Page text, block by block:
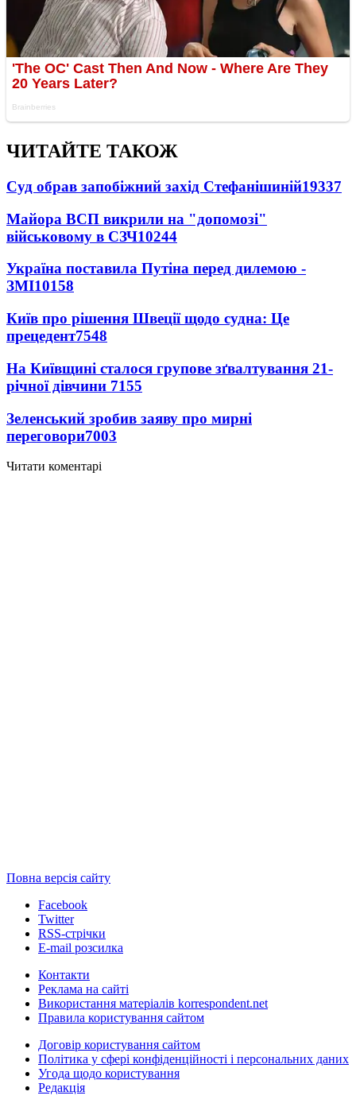
ЧИТАЙТЕ ТАКОЖ
Суд обрав запобіжний захід Стефанішиній19337
Майора ВСП викрили на "допомозі"
військовому в СЗЧ10244
Україна поставила Путіна перед дилемою -
ЗМІ10158
Київ про рішення Швеції щодо судна: Це
прецедент7548
На Київщині сталося групове зґвалтування 21-
річної дівчини 7155
Зеленський зробив заяву про мирні
переговори7003
Читати коментарі
Повна версія сайту
Facebook
Twitter
RSS-стрічки
E-mail розсилка
Контакти
Реклама на сайті
Використання матеріалів korrespondent.net
Правила користування сайтом
Договір користування сайтом
Політика у сфері конфіденційності і персональних даних
Угода щодо користування
Редакція